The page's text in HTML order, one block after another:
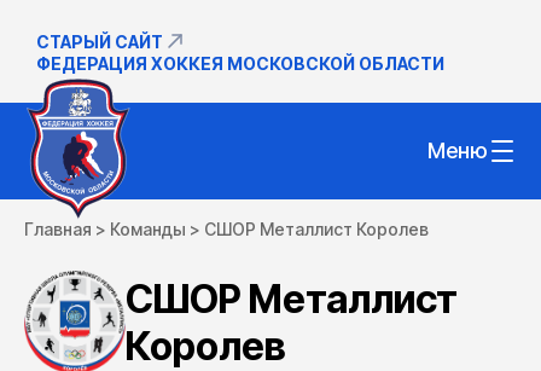
СТАРЫЙ САЙТ
ФЕДЕРАЦИЯ ХОККЕЯ МОСКОВСКОЙ ОБЛАСТИ
Меню
Главная > Команды > СШОР Металлист Королев
СШОР Металлист
Королев